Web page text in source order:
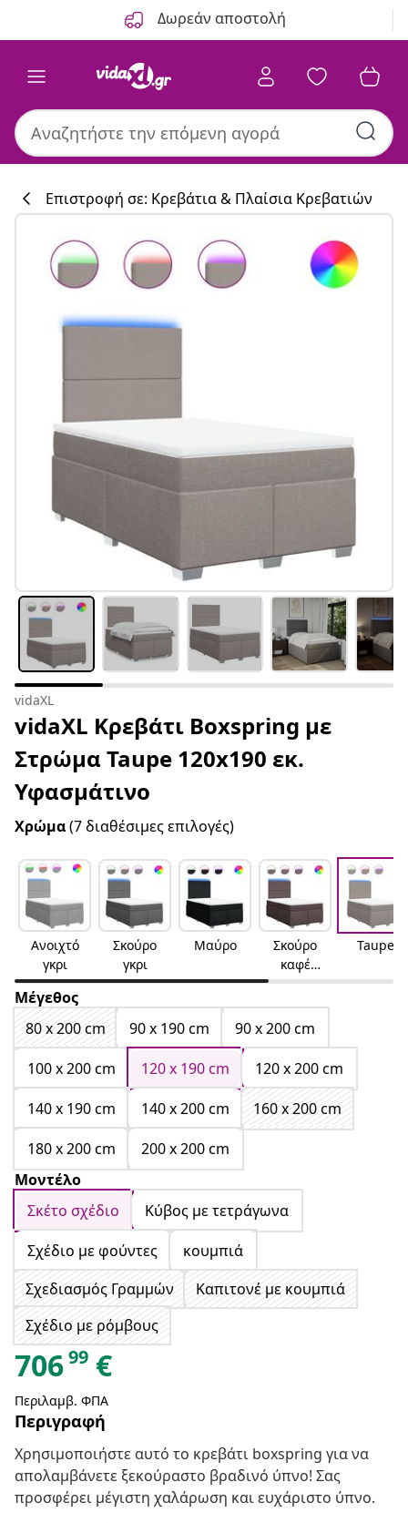
Δωρεάν αποστολή
Συλλογή
Επιστροφή σε: Κρεβάτια & Πλαίσια Κρεβατιών
vidaXL
vidaXL Κρεβάτι Boxspring με
Στρώμα Taupe 120x190 εκ.
Υφασμάτινο
Χρώμα(7 διαθέσιμες επιλογές)
Ανοιχτό
γκρι
Σκούρο
γκρι
Μαύρο
Σκούρο
καφέ
Σκούρο
καφέ
Taupe
Μέγεθος
80 x 200 cm
90 x 190 cm
90 x 200 cm
100 x 200 cm
120 x 190 cm
120 x 200 cm
140 x 190 cm
140 x 200 cm
160 x 200 cm
180 x 200 cm
200 x 200 cm
Μοντέλο
Σκέτο σχέδιο
Κύβος με τετράγωνα
Σχέδιο με φούντες
κουμπιά
Σχεδιασμός Γραμμών
Καπιτονέ με κουμπιά
Σχέδιο με ρόμβους
70699 €
Περιλαμβ. ΦΠΑ
Περιγραφή
Χρησιμοποιήστε αυτό το κρεβάτι boxspring για να
απολαμβάνετε ξεκούραστο βραδινό ύπνο! Σας
προσφέρει μέγιστη χαλάρωση και ευχάριστο ύπνο.